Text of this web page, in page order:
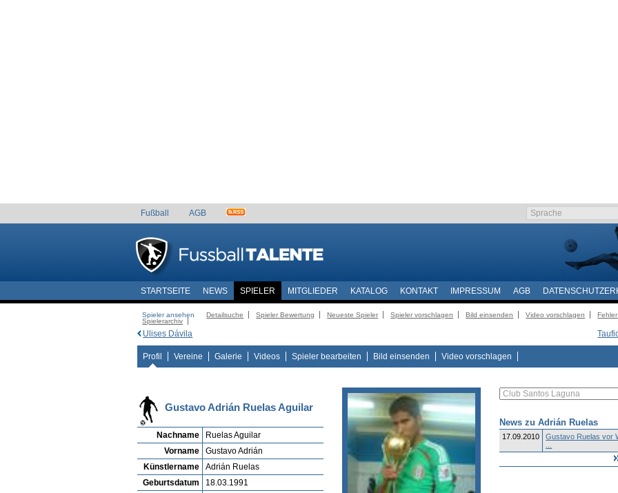
Fußball AGB
STARTSEITE NEWS SPIELER MITGLIEDER KATALOG KONTAKT IMPRESSUM AGB
Spieler ansehen Detailsuche Spieler Bewertung Neueste Spieler Spieler vorschlagen Bild einsenden Video vorschlagen
Spielerarchiv
Ulises Dávila
Profil Vereine Galerie Videos Spieler bearbeiten Bild einsenden Video vorschlagen
Gustavo Adrián Ruelas Aguilar
Nachname
Ruelas Aguilar
Vorname
Gustavo Adrián
Künstlername
Adrián Ruelas
Geburtsdatum
18.03.1991
News zu Adrián Ruelas
17.09.2010
Gustavo Ruelas vor